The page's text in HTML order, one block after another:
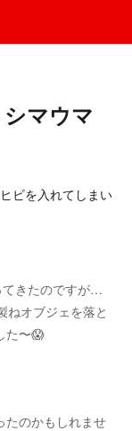
マウマ
ビを入れてしまい
てきたのですが…
ねオブジェを落と
た〜😱
たのかもしれませ